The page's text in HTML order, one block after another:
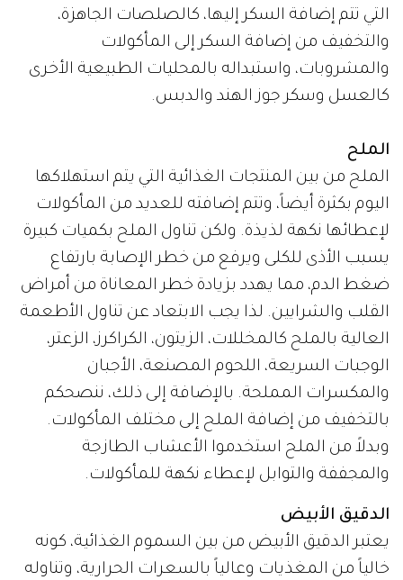
التي تتم إضافة السكر إليها، كالصلصات الجاهزة،
والتخفيف من إضافة السكر إلى المأكولات
والمشروبات، واستبداله بالمحليات الطبيعية الأخرى
كالعسل وسكر جوز الهند والدبس.
الملح
الملح من بين المنتجات الغذائية التي يتم استهلاكها
اليوم بكثرة أيضاً، وتتم إضافته للعديد من المأكولات
لإعطائها نكهة لذيذة. ولكن تناول الملح بكميات كبيرة
يسبب الأذى للكلى ويرفع من خطر الإصابة بارتفاع
ضغط الدم، مما يهدد بزيادة خطر المعاناة من أمراض
القلب والشرايين. لذا يجب الابتعاد عن تناول الأطعمة
العالية بالملح كالمخللات، الزيتون، الكراكرز، الزعتر،
الوجبات السريعة، اللحوم المصنعة، الأجبان
والمكسرات المملحة. بالإضافة إلى ذلك، ننصحكم
بالتخفيف من إضافة الملح إلى مختلف المأكولات.
وبدلاً من الملح استخدموا الأعشاب الطازجة
والمجففة والتوابل لإعطاء نكهة للمأكولات.
الدقيق الأبيض
يعتبر الدقيق الأبيض من بين السموم الغذائية، كونه
خالياً من المغذيات وعالياً بالسعرات الحرارية، وتناوله